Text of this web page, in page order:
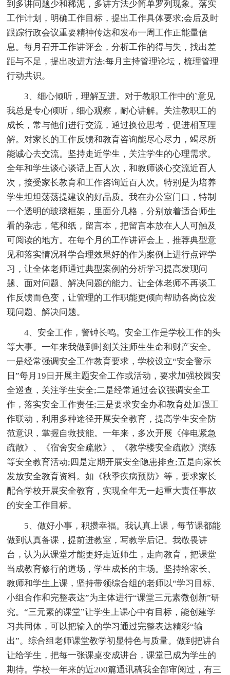
到多讲问题少和稀泥，多讲方法少简单罗列现象。落实
工作计划，明确工作目标，提出工作具体要求;会后及时
跟踪行政会议重要精神传达和发布一周工作正能量信
息。每月召开工作讲评会，分析工作的得与失，找出差
距与不足，提出改进方法;每月主持管理论坛，梳理管理
行动共识。
3、细心倾听，理解互进。对于教职工作中的`意见
我总是专心倾听，细心观察，耐心讲解。关注教职工的
成长，常与他们进行交流，通过换位思考，促进相互理
解。对家长的工作反馈和教育咨询能尽心尽力，竭尽所
能诚心去交流。坚持走近学生，关注学生的心理需求。
全年和学生谈心谈话上百人次，和教师谈心交流近百人
次，接受家长教育和工作咨询近百人次。特别是为培养
学生坦坦荡荡提建议的好品质。我在办公室门口，特制
一个透明的玻璃框架，里面分几格，分别放着适合师生
看的杂志，笔和纸，留言本，把留言本放在人人可触及
可阅读的地方。在每个月的工作讲评会上，推荐典型意
见和落实情况科学合理效果好的作为案例上进行点评学
习，让全体老师通过典型案例的分析学习提高发现问
题、面对问题、解决问题的能力。让全体老师不再谈工
作反馈而色变，让管理的工作职能更倾向帮助各岗位发
现问题、解决问题。
4、安全工作，警钟长鸣。安全工作是学校工作的头
等大事。一年来我做到时刻关注师生生命和财产安全。
一是经常强调安全工作教育要求，学校设立“安全警示
日”每月19日开展主题安全工作或活动，要求加强校园安
全巡查，关注学生安全;二是经常通过会议强调安全工
作，落实安全工作责任;三是要求安全办和教育处加强工
作联动，利用多种途径开展安全教育，提高学生安全防
范意识，掌握自救技能。一年来，多次开展《停电紧急
疏散》、《宿舍安全疏散》、《教学楼安全疏散》演练
等安全教育活动;四是定期开展安全隐患排查;五是向家长
发放安全教育资料。如《秋季疾病预防》等，要求家长
配合学校开展安全教育，实现全年无一起重大责任事故
的安全工作目标。
5、做好小事，积攒幸福。我认真上课，每节课都能
做到认真备课，提前进教室，写教学后记。我敬畏讲
台，认为从课堂才能更好走近师生，走向教育，把课堂
当成教育修行的道场，学生成长的主场。坚持给家长、
教师和学生上课，坚持带领综合组的老师以“学习目标、
小组合作和完整表达”为主体进行“课堂三元素微创新”研
究。“三元素的课堂”让学生上课心中有目标，能创建学
习共同体，可以把输入的学习通过完整表达精彩“输
出”。综合组老师课堂教学初显特色与质量。做到把讲台
让给学生，把每一张课桌变成讲台，课堂已成为学生的
期待。学校一年来的近200篇通讯稿我全部审阅过，有三